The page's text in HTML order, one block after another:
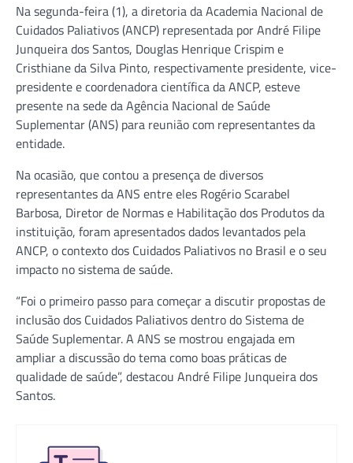
Na segunda-feira (1), a diretoria da Academia Nacional de
Cuidados Paliativos (ANCP) representada por André Filipe
Junqueira dos Santos, Douglas Henrique Crispim e
Cristhiane da Silva Pinto, respectivamente presidente, vice-
presidente e coordenadora científica da ANCP, esteve
presente na sede da Agência Nacional de Saúde
Suplementar (ANS) para reunião com representantes da
entidade.
Na ocasião, que contou a presença de diversos
representantes da ANS entre eles Rogério Scarabel
Barbosa, Diretor de Normas e Habilitação dos Produtos da
instituição, foram apresentados dados levantados pela
ANCP, o contexto dos Cuidados Paliativos no Brasil e o seu
impacto no sistema de saúde.
“Foi o primeiro passo para começar a discutir propostas de
inclusão dos Cuidados Paliativos dentro do Sistema de
Saúde Suplementar. A ANS se mostrou engajada em
ampliar a discussão do tema como boas práticas de
qualidade de saúde”, destacou André Filipe Junqueira dos
Santos.